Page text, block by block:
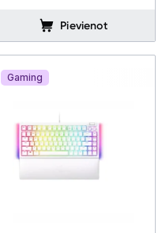
Pievienot
Gaming